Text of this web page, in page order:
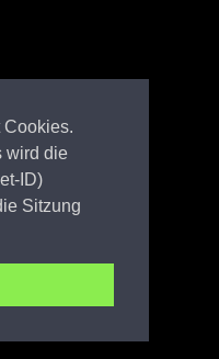
Cookies.
wird die
ID)
Sitzung